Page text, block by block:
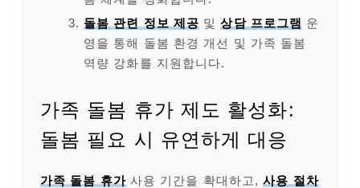
돌봄 관련 정보 제공 및상담 프로그램 운
영을 통해 돌봄 환경 개선 및 가족 돌봄
역량 강화를 지원합니다.
가족 돌봄 휴가 제도 활성화:
돌봄 필요 시 유연하게 대응
가족 돌봄 휴가사용 기간을 확대하고,사용 절차